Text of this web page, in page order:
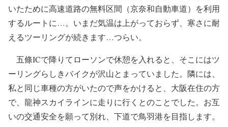
いたために高速道路の無料区間（京奈和自動車道）を利用
するルートに…。いまだ気温は上がっておらず、寒さに耐
えるツーリングが続きます…つらい。
五條ICで降りてローソンで休憩を入れると、そこにはツ
ーリングらしきバイクが沢山とまっていました。隣には、
私と同じ車種の方がいたので声をかけると、大阪在住の方
で、龍神スカイラインに走りに行くとのことでした。お互
いの交通安全を願って別れ、下道で鳥羽港を目指します。